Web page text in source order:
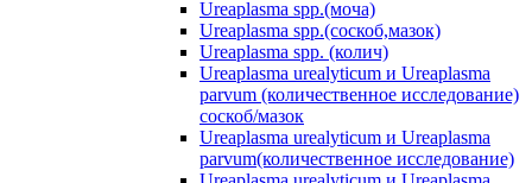
Ureaplasma spp.(моча)
Ureaplasma spp.(соскоб,мазок)
Ureaplasma spр. (колич)
Ureaplasma urealyticum и Ureaplasma
parvum (количественное исследование)
соскоб/мазок
Ureaplasma urealyticum и Ureaplasma
parvum(количественное исследование)